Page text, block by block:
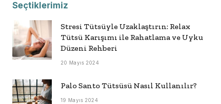
Seçtiklerimiz
Stresi Tütsüyle Uzaklaştırın: Relax
Tütsü Karışımı ile Rahatlama ve Uyku
Düzeni Rehberi
20 Mayıs 2024
Palo Santo Tütsüsü Nasıl Kullanılır?
19 Mayıs 2024